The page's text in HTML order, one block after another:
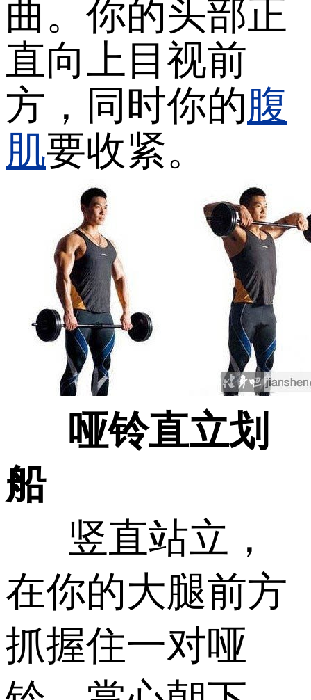
曲。你的头部正
直向上目视前
方，同时你的腹
肌要收紧。
哑铃直立划
船
竖直站立，
在你的大腿前方
抓握住一对哑